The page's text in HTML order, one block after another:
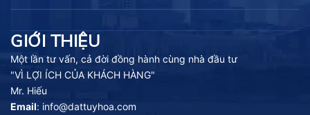
GIỚI THIỆU
Một lần tư vấn, cả đời đồng hành cùng nhà đầu tư
"VÌ LỢI ÍCH CỦA KHÁCH HÀNG"
Mr. Hiếu
Email: info@dattuyhoa.com